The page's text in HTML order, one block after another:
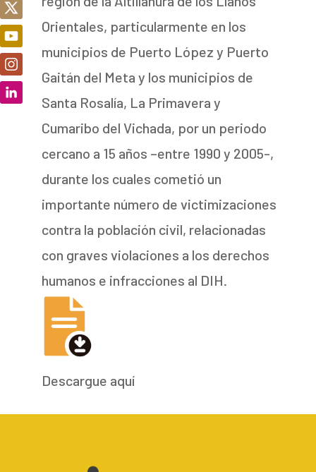
Orientales, particularmente en los
municipios de Puerto López y Puerto
Gaitán del Meta y los municipios de
Santa Rosalía, La Primavera y
Cumaribo del Vichada, por un periodo
cercano a 15 años –entre 1990 y 2005-,
durante los cuales cometió un
importante número de victimizaciones
contra la población civil, relacionadas
con graves violaciones a los derechos
humanos e infracciones al DIH.
Descargue aquí